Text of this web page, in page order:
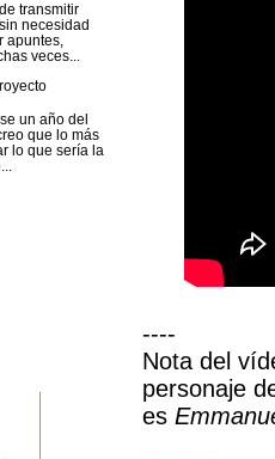
----
Nota del
personaje
es
transmitir
necesidad
apuntes,
veces...
un año del
que lo más
lo que sería la